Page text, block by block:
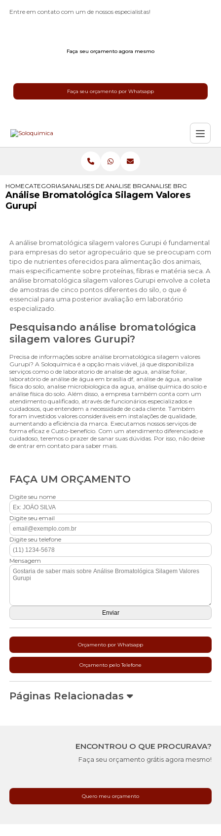
Entre em contato com um de nossos especialistas!
Faça seu orçamento agora mesmo
Faça seu orçamento por Whatsapp
HOMECATEGORIASANALISES DE SILAGEMANALISE BROMATOLOGICA DE
ANALISE
Análise Bromatológica Silagem Valores
Gurupi
A análise bromatológica silagem valores Gurupi é fundamental
para empresas do setor agropecuário que se preocupam com
tipo de nutrientes oferecidos para alimentação dos animais,
mais especificamente sobre proteínas, fibras e matéria seca. A
análise bromatológica silagem valores Gurupi envolve a coleta
de amostras de cinco pontos diferentes do silo, o que é
essencial para uma posterior avaliação em laboratório
especializado.
Pesquisando análise bromatológica
silagem valores Gurupi?
Precisa de informações sobre análise bromatológica silagem valores
Gurupi? A Soloquímica é a opção mais viável, já que disponibiliza
serviços como o de laboratorio de analise de agua, análise foliar,
laboratório de análise de água em brasília df, análise de água, analise
fisica do solo, analise microbiologica da agua, análise química do solo e
análise física do solo. Além disso, a empresa também conta com um
atendimento qualificado, através de funcionários especializados e
cuidadosos, que entendem a necessidade de cada cliente. Também
foram investidos valores consideráveis em instalações de qualidade,
aumentando a eficiência da marca. Executamos nossos serviços de
forma eficaz e Custo-benefício. Com um atendimento diferenciado e
cuidadoso, teremos o prazer de sanar suas dúvidas. Por isso, não deixe
de entrar em contato para saber mais.
FAÇA UM ORÇAMENTO
Digite seu nome
Digite seu email
Digite seu telefone
Mensagem
Orçamento por Whatsapp
Orçamento pelo Telefone
Páginas Relacionadas
ENCONTROU O QUE PROCURAVA?
Faça seu orçamento grátis agora mesmo!
Quero meu orçamento